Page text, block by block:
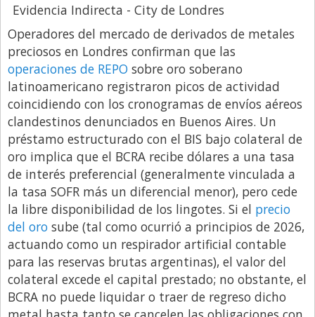
Evidencia Indirecta - City de Londres
Operadores del mercado de derivados de metales
preciosos en Londres confirman que las
operaciones de REPO sobre oro soberano
latinoamericano registraron picos de actividad
coincidiendo con los cronogramas de envíos aéreos
clandestinos denunciados en Buenos Aires. Un
préstamo estructurado con el BIS bajo colateral de
oro implica que el BCRA recibe dólares a una tasa
de interés preferencial (generalmente vinculada a
la tasa SOFR más un diferencial menor), pero cede
la libre disponibilidad de los lingotes. Si el precio
del oro sube (tal como ocurrió a principios de 2026,
actuando como un respirador artificial contable
para las reservas brutas argentinas), el valor del
colateral excede el capital prestado; no obstante, el
BCRA no puede liquidar o traer de regreso dicho